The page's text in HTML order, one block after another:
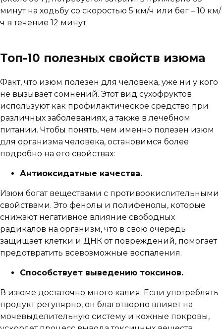
минут на ходьбу со скоростью 5 км/ч или бег – 10 км/
ч в течение 12 минут.
Топ-10 полезных свойств изюма
Факт, что изюм полезен для человека, уже ни у кого
не вызывает сомнений. Этот вид сухофруктов
используют как профилактическое средство при
различных заболеваниях, а также в лечебном
питании. Чтобы понять, чем именно полезен изюм
для организма человека, остановимся более
подробно на его свойствах:
Антиоксидатные качества.
Изюм богат веществами с противоокислительными
свойствами. Это фенолы и полифенолы, которые
снижают негативное влияние свободных
радикалов на организм, что в свою очередь
защищает клетки и ДНК от повреждений, помогает
предотвратить всевозможные воспаления.
Способствует выведению токсинов.
В изюме достаточно много калия. Если употреблять
продукт регулярно, он благотворно влияет на
мочевыделительную систему и кожные покровы,